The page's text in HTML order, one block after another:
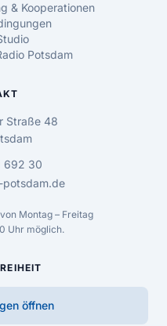
& Kooperationen
Potsdam
Straße 48
692 30
potsdam.de
Montag – Freitag
Uhr möglich.
öffnen